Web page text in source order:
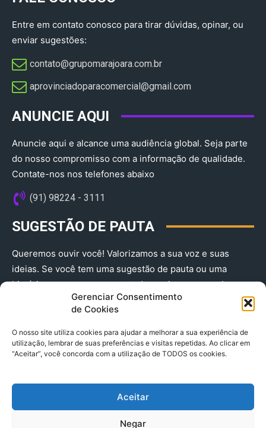
Gerenciar Consentimento
de Cookies
O nosso site utiliza cookies para ajudar a melhorar a sua experiência de
utilização, lembrar de suas preferências e visitas repetidas. Ao clicar em
“Aceitar”, você concorda com a utilização de TODOS os cookies.
Aceitar
Negar
Entre em contato conosco para tirar dúvidas, opinar, ou
enviar sugestões:
contato@grupomarajoara.com.br
aprovinciadoparacomercial@gmail.com​
ANUNCIE AQUI
Anuncie aqui e alcance uma audiência global. Seja parte
do nosso compromisso com a informação de qualidade.
Contate-nos nos telefones abaixo
(91) 98224 - 3111
SUGESTÃO DE PAUTA
Queremos ouvir você! Valorizamos a sua voz e suas
ideias. Se você tem uma sugestão de pauta ou uma
história que merece ser contada, envie-nos agora!
(91) 98224 - 3111
© 2025 A Província do Pará CNPJ: 04.901.141/0001-36 End .
Trav. Quintino Bocaiuva 2301, Ed. Rogério Fernandez – Sala